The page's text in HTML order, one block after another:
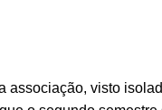
associação, visto